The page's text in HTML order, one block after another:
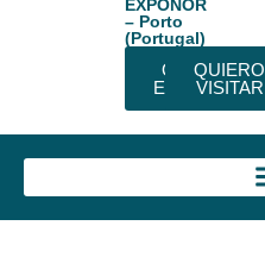
EXPONOR
– Porto
(Portugal)
QUIERO
EXPONER
QUIERO
VISITAR